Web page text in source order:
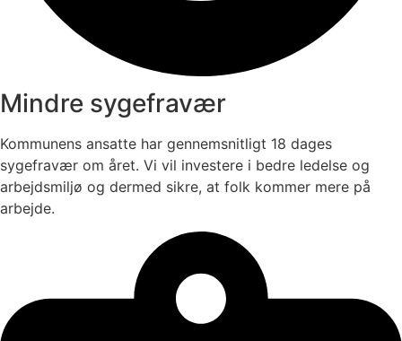
Mindre sygefravær
Kommunens ansatte har gennemsnitligt 18 dages
sygefravær om året. Vi vil investere i bedre ledelse og
arbejdsmiljø og dermed sikre, at folk kommer mere på
arbejde.